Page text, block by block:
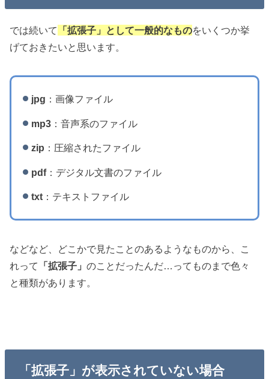
では続いて 「拡張子」として一般的なものをいくつか挙
げておきたいと思います。
jpg ：画像ファイル
mp3 ：音声系のファイル
zip ：圧縮されたファイル
pdf：デジタル文書のファイル
txt ：テキストファイル
などなど、どこかで見たことのあるようなものから、こ
れって
「拡張子」のことだったんだ…ってものまで色々
と種類があります。
「拡張子」が表示されていない場合